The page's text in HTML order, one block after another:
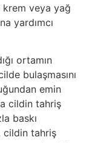
krem veya yağ
yardımcı
ortamın
bulaşmasını
emin
cildin tahriş
baskı
cildin tahriş